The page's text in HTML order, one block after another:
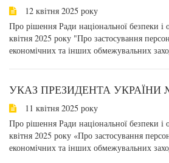
12 квітня 2025 року
Про рішення Ради національної безпеки і
квітня 2025 року "Про застосування
економічних та інших обмежувальних
УКАЗ ПРЕЗИДЕНТА УКРАЇНИ
11 квітня 2025 року
Про рішення Ради національної безпеки і
квітня 2025 року «Про застосування
економічних та інших обмежувальних